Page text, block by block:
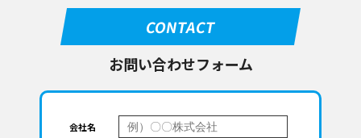
CONTACT
お問い合わせフォーム
会社名